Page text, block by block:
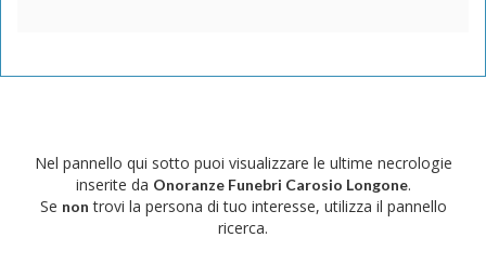
Nel pannello qui sotto puoi visualizzare le ultime necrologie
inserite da Onoranze Funebri Carosio Longone.
Se non trovi la persona di tuo interesse, utilizza il pannello
ricerca.